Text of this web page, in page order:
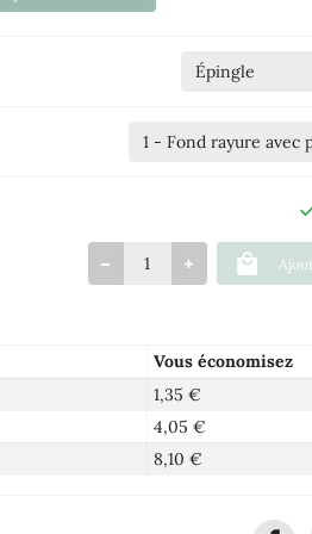
Vous économisez
1,35 €
4,05 €
8,10 €